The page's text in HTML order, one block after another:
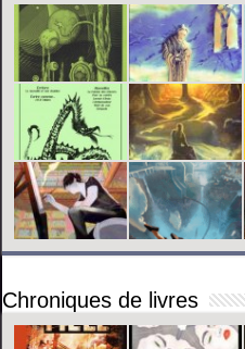
Chroniques de livres